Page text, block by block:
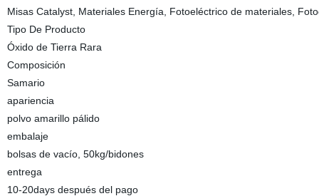
Misas Catalyst, Materiales Energía, Fotoeléctrico de materiales,
Tipo De Producto
Óxido de Tierra Rara
Composición
Samario
apariencia
polvo amarillo pálido
embalaje
bolsas de vacío, 50kg/bidones
entrega
10-20days después del pago